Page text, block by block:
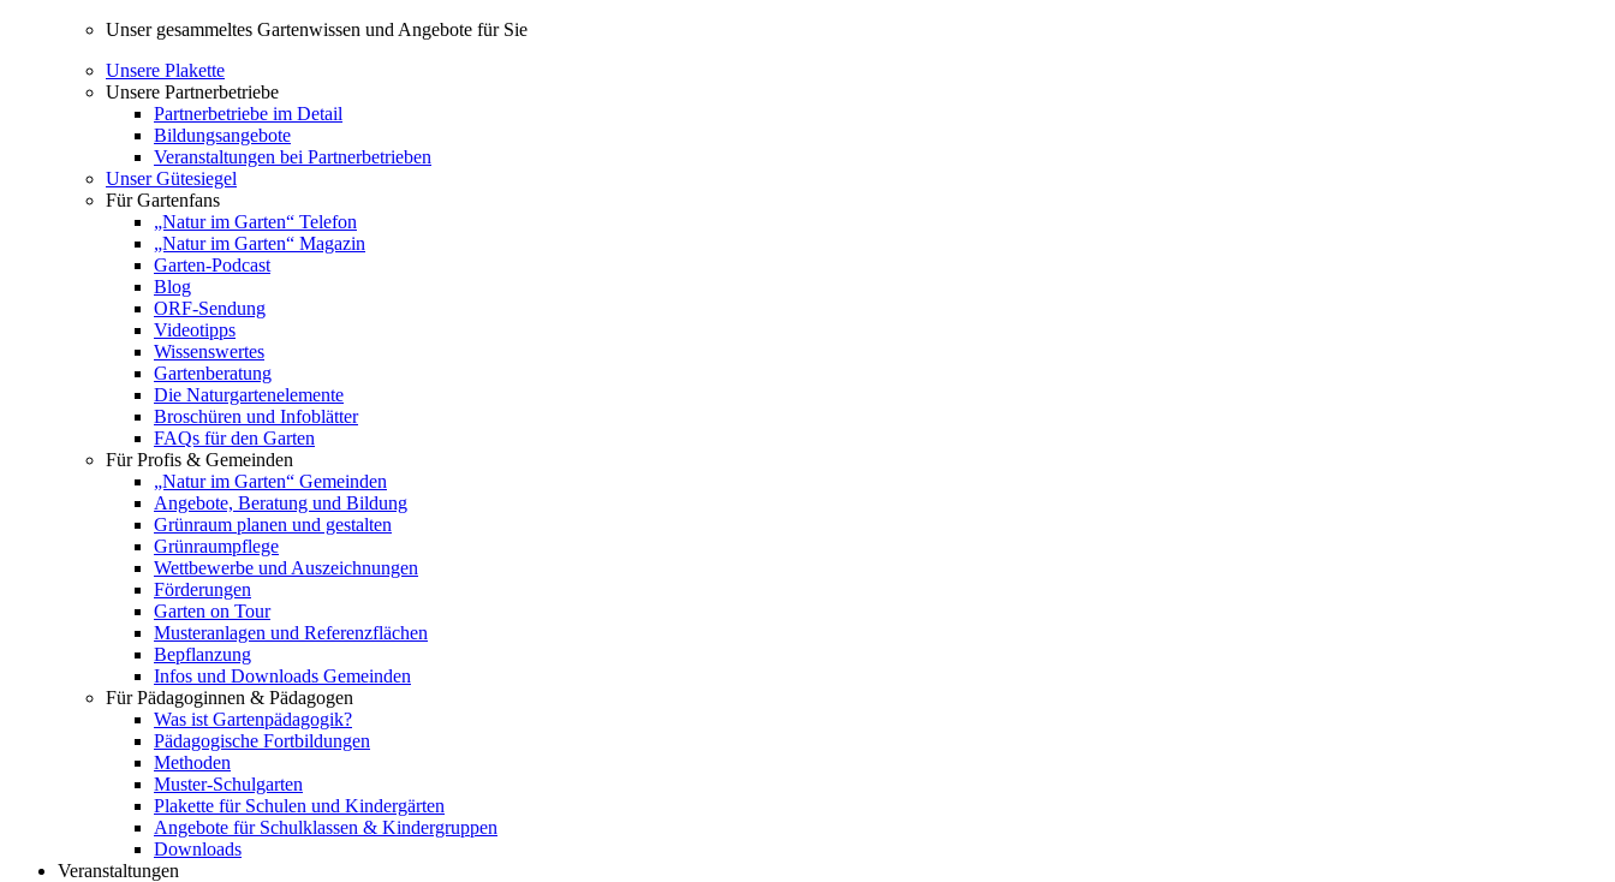
Unser gesammeltes Gartenwissen und Angebote für Sie
Unsere Plakette
Unsere Partnerbetriebe
Partnerbetriebe im Detail
Bildungsangebote
Veranstaltungen bei Partnerbetrieben
Unser Gütesiegel
Für Gartenfans
„Natur im Garten“ Telefon
„Natur im Garten“ Magazin
Garten-Podcast
Blog
ORF-Sendung
Videotipps
Wissenswertes
Gartenberatung
Die Naturgartenelemente
Broschüren und Infoblätter
FAQs für den Garten
Für Profis & Gemeinden
„Natur im Garten“ Gemeinden
Angebote, Beratung und Bildung
Grünraum planen und gestalten
Grünraumpflege
Wettbewerbe und Auszeichnungen
Förderungen
Garten on Tour
Musteranlagen und Referenzflächen
Bepflanzung
Infos und Downloads Gemeinden
Für Pädagoginnen & Pädagogen
Was ist Gartenpädagogik?
Pädagogische Fortbildungen
Methoden
Muster-Schulgarten
Plakette für Schulen und Kindergärten
Angebote für Schulklassen & Kindergruppen
Downloads
Veranstaltungen